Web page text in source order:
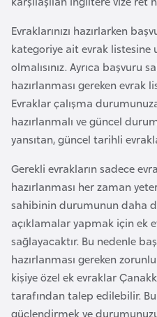
Evraklarınızı hazırlarken
kategoriye ait evrak listesine
olmalısınız. Ayrıca
hazırlanması gereken evrak
Evraklar çalışma
hazırlanmalı ve güncel
yansıtan, güncel tarihli
Gerekli evrakların sadece
hazırlanması her zaman
sahibinin durumunun daha
açıklamalar yapmak için ek
sağlayacaktır. Bu nedenle
hazırlanması gereken
kişiye özel ek evraklar
tarafından talep edilebilir.
güçlendirmek ve durumunuzu
i
y
o
p
y
a
F
i
l
d
i
ş
i
S